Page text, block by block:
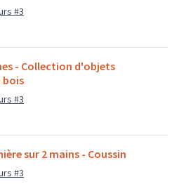
#3
- Collection d'objets
bois
#3
sur 2 mains - Coussin
#3